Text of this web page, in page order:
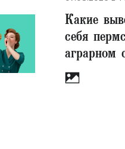
Какие
себя
аграрном